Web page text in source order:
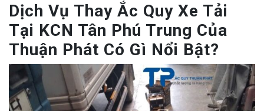
Dịch Vụ Thay Ắc Quy Xe Tải
Tại KCN Tân Phú Trung Của
Thuận Phát Có Gì Nổi Bật?